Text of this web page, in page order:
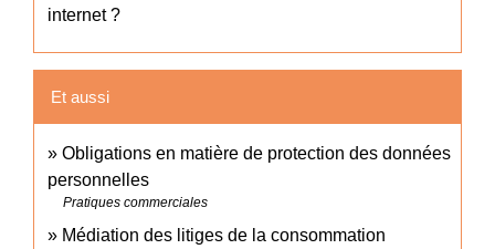
internet ?
Et aussi
Obligations en matière de protection des données
personnelles
Pratiques commerciales
Médiation des litiges de la consommation